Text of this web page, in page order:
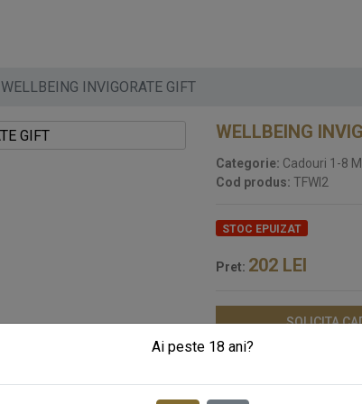
WELLBEING INVIGORATE GIFT
WELLBEING
Categorie: Cadouri 1-8
Cod produs: TFWI2
STOC EPUIZAT
Pret: 202 LEI
SOLICITA
cu aceasta colectie de ceai axata pe sanatate,
si pudra matcha se reunesc pentru a sustine o imunitate
Ai peste 18 ani?